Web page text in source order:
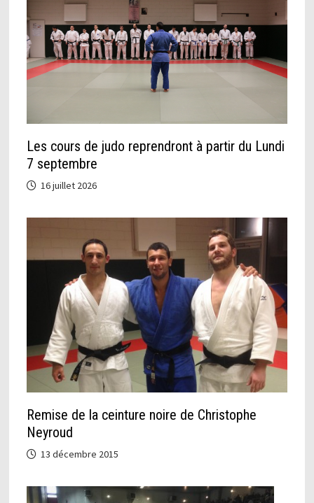
Les cours de judo reprendront à partir du Lundi
7 septembre
16 juillet 2026
Remise de la ceinture noire de Christophe
Neyroud
13 décembre 2015